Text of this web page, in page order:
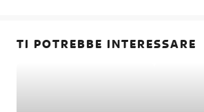
TI POTREBBE INTERESSARE